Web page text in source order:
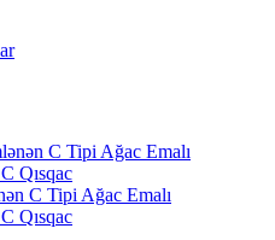
C Tipi Ağac Emalı
Qısqac